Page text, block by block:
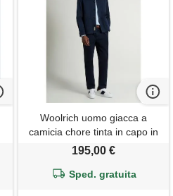
Woolrich uomo giacca a
camicia chore tinta in capo in
twill di cotone blu taglia xl
195,00 €
Sped. gratuita